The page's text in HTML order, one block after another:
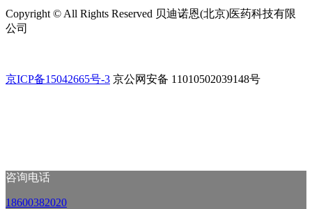
Copyright © All Rights Reserved 贝迪诺恩(北京)医药科技有限
公司
京ICP备15042665号-3 京公网安备 11010502039148号
咨询电话
18600382020